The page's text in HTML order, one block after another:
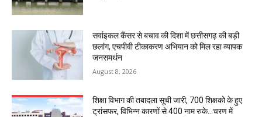
सर्वाइकल कैंसर से बचाव की दिशा में छत्तीसगढ़ की बड़ी
छलांग, एचपीवी टीकाकरण अभियान को मिल रहा व्यापक
जनसमर्थन
August 8, 2026
शिक्षा विभाग की तबादला सूची जारी, 700 शिक्षको के हुए
ट्रांसफर, विभिन्न कारणों से 400 नाम रुके…चरण में